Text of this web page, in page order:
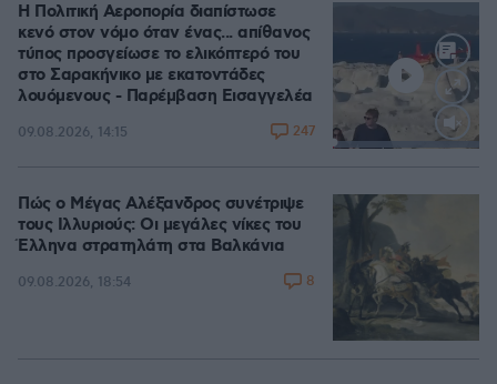
Loaded
Η Πολιτική Αεροπορία διαπίστωσε
κενό στον νόμο όταν ένας... απίθανος
τύπος προσγείωσε το ελικόπτερό του
στο Σαρακήνικο με εκατοντάδες
λουόμενους - Παρέμβαση Εισαγγελέα
09.08.2026, 14:15 247
Πώς ο Μέγας Αλέξανδρος συνέτριψε
τους Ιλλυριούς: Οι μεγάλες νίκες του
Έλληνα στρατηλάτη στα Βαλκάνια
09.08.2026, 18:54 8